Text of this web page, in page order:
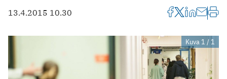
13.4.2015 10.30
Kuva 1 / 1